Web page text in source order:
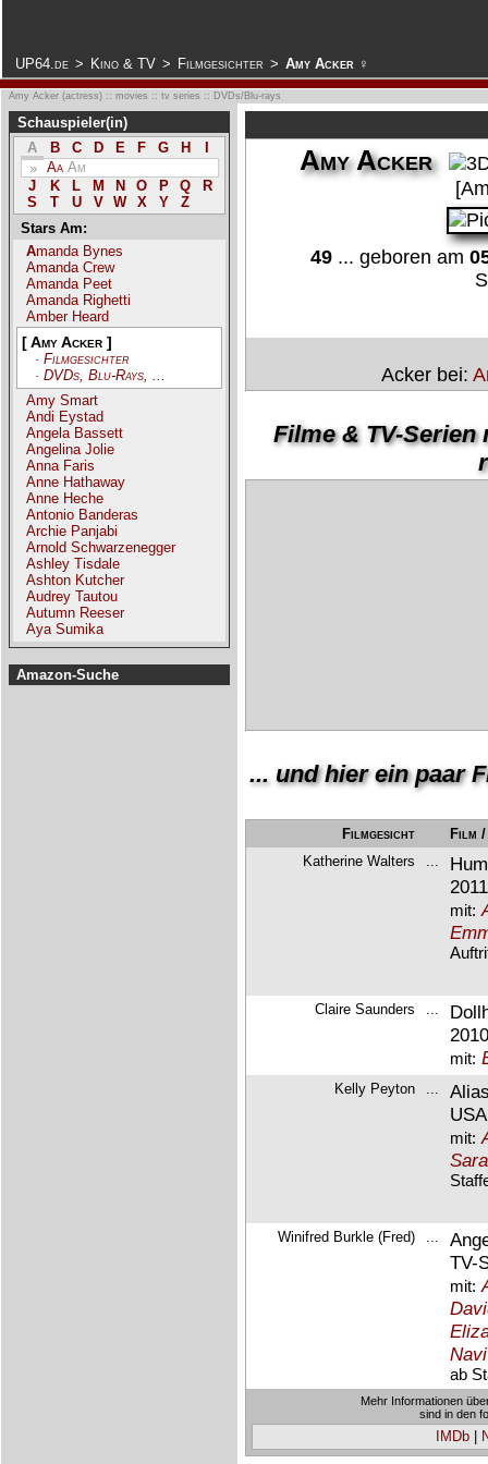
UP64.de > Kino & TV > Filmgesichter > Amy Acker ♀
Amy Acker (actress) :: movies :: tv series :: DVDs/Blu-rays
Schauspieler(in)
A
B C D E F G H
»
Aa Am
J
K L M N O P Q
R
S
T U V W X Y
Z
Stars Am:
Amanda Bynes
Amanda Crew
Amanda Peet
Amanda Righetti
Amber Heard
[ Amy Acker ]
· Filmgesichter
· DVDs, Blu-Rays, ...
Amy Smart
Andi Eystad
Angela Bassett
Angelina Jolie
Anna Faris
Anne Hathaway
Anne Heche
Antonio Banderas
Archie Panjabi
Arnold Schwarzenegger
Ashley Tisdale
Ashton Kutcher
Audrey Tautou
Autumn Reeser
Aya Sumika
Amazon-Suche
Amy Acker
49... geboren am
Acker bei:
Filme & TV-Serien
... und hier ein paar
Filmgesicht
Film
Katherine Walters
mit:
Claire Saunders
mit:
Kelly Peyton
mit:
Winifred Burkle (Fred)
TV-
mit:
ab
Mehr Informationen
sind in den
IMDb|